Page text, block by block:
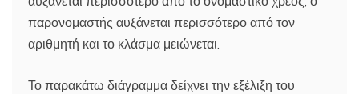
παρονομαστής αυξάνεται περισσότερο από τον
αριθμητή και το κλάσμα μειώνεται.
Το παρακάτω διάγραμμα δείχνει την εξέλιξη του